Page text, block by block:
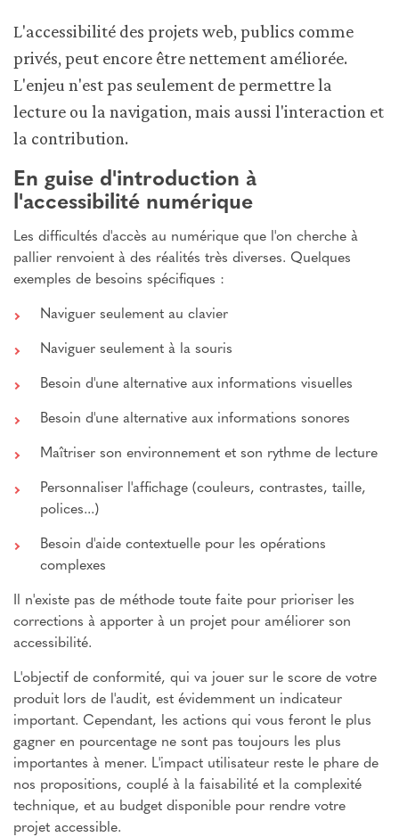
L'accessibilité des projets web, publics comme
privés, peut encore être nettement améliorée.
L'enjeu n'est pas seulement de permettre la
lecture ou la navigation, mais aussi l'interaction et
la contribution.
En guise d'introduction à
l'accessibilité numérique
Les difficultés d'accès au numérique que l'on cherche à
pallier renvoient à des réalités très diverses. Quelques
exemples de besoins spécifiques :
Naviguer seulement au clavier
Naviguer seulement à la souris
Besoin d'une alternative aux informations visuelles
Besoin d'une alternative aux informations sonores
Maîtriser son environnement et son rythme de lecture
Personnaliser l'affichage (couleurs, contrastes, taille,
polices...)
Besoin d'aide contextuelle pour les opérations
complexes
Il n'existe pas de méthode toute faite pour prioriser les
corrections à apporter à un projet pour améliorer son
accessibilité.
L'objectif de conformité, qui va jouer sur le score de votre
produit lors de l'audit, est évidemment un indicateur
important. Cependant, les actions qui vous feront le plus
gagner en pourcentage ne sont pas toujours les plus
importantes à mener. L'impact utilisateur reste le phare de
nos propositions, couplé à la faisabilité et la complexité
technique, et au budget disponible pour rendre votre
projet accessible.